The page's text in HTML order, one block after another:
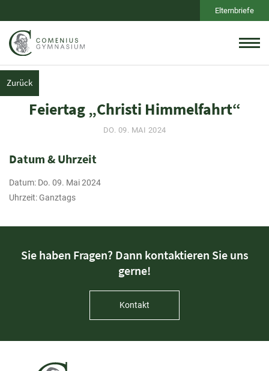
Elternbriefe
Zurück
Feiertag „Christi Himmelfahrt“
DO. 09. MAI 2024
Datum & Uhrzeit
Datum: Do. 09. Mai 2024
Uhrzeit: Ganztags
Sie haben Fragen? Dann kontaktieren Sie uns
gerne!
Kontakt